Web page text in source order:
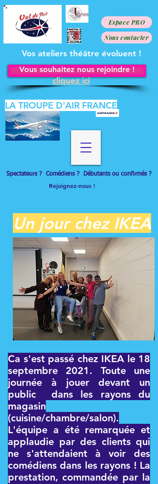
Nous contacter
Espace PRO
LA TROUPE D'AIR FRANCE
Spectateurs ? Comédiens ? Débutants ou confirmés ?
Rejoignez-nous !
Vous souhaitez nous rejoindre !
cliquez ici
Vos ateliers théâtre évoluent !
Un jour chez IKEA
Ca s'est passé chez IKEA le 18
septembre 2021. Toute une
journée à jouer devant un
public dans les rayons du
magasin
(cuisine/chambre/salon).
L'équipe a été remarquée et
applaudie par des clients qui
ne s'attendaient à voir des
comédiens dans les rayons ! La
prestation, commandée par la